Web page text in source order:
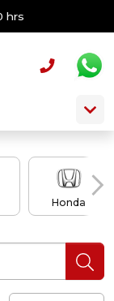
hrs
Honda